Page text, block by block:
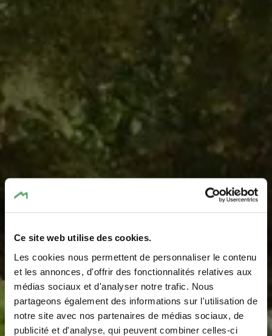
Ce site web utilise des cookies.
Les cookies nous permettent de personnaliser le contenu
et les annonces, d'offrir des fonctionnalités relatives aux
médias sociaux et d'analyser notre trafic. Nous
partageons également des informations sur l'utilisation de
notre site avec nos partenaires de médias sociaux, de
publicité et d'analyse, qui peuvent combiner celles-ci
Cascade
Schiessentümpel /
Schéissendëmpel
Où? CR 121, L-6245 Mullerthal